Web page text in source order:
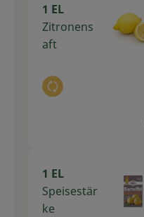
1 EL
Zitronens
aft
Auswahl ändern
1 EL
Speisestär
ke